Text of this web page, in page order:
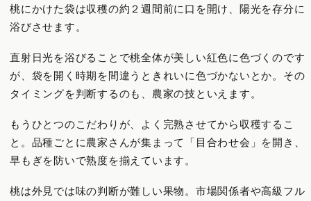
桃にかけた袋は収穫の約２週間前に口を開け、陽光を存分に
浴びさせます。
直射日光を浴びることで桃全体が美しい紅色に色づくのです
が、袋を開く時期を間違うときれいに色づかないとか。その
タイミングを判断するのも、農家の技といえます。
もうひとつのこだわりが、よく完熟させてから収穫するこ
と。品種ごとに農家さんが集まって「目合わせ会」を開き、
早もぎを防いで熟度を揃えています。
桃は外見では味の判断が難しい果物。市場関係者や高級フル